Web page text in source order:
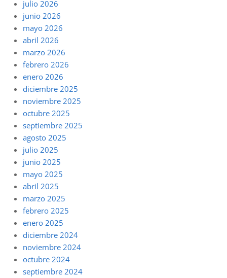
julio 2026
junio 2026
mayo 2026
abril 2026
marzo 2026
febrero 2026
enero 2026
diciembre 2025
noviembre 2025
octubre 2025
septiembre 2025
agosto 2025
julio 2025
junio 2025
mayo 2025
abril 2025
marzo 2025
febrero 2025
enero 2025
diciembre 2024
noviembre 2024
octubre 2024
septiembre 2024